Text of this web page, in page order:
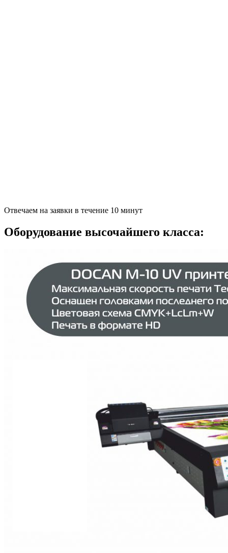
Отвечаем на заявки в течение 10 минут
Оборудование высочайшего класса: